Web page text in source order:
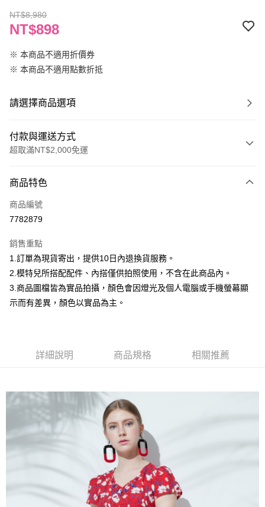
NT$8,980
NT$898
※ 本商品不適用折價券
※ 本商品不適用點數折抵
請選擇商品選項
付款與運送方式
超取滿NT$2,000免運
信用卡一次付款
信用卡分期付款
合作金庫商業銀行
華南商業銀行
彰化商業銀行
上海商業儲蓄銀行
台北富邦商業銀行
國泰世華商業銀行
兆豐國際商業銀行
臺灣中小企業銀行
玉山商業銀行
星展（台灣）商業銀行
台新國際商業銀行
中國信託商業銀行
超商取貨付款
LINE Pay
Apple Pay
Google Pay
相關說明
【大哥付你分期使用說明】
1.本服務由台灣大哥大提供，台灣大哥大用戶可立即使用無須另外申請。
2.付款方式選擇「大哥付你分期」，訂單成立後會自動跳轉到大哥付的交易
流程，驗證手機門號後，選擇欲分期的期數、繳款截止日，確認付款後即完
3.實際核准額度、可分期數及費用金額請依後續交易確認頁面所載為準。
4.訂單成立30分鐘內，如未前往確認交易或遇審核未通過，訂單將自動取
消。如遇「轉專審核」未通過狀況，表示未達大哥付你分期系統評分，恕無
法說明評估內容。
AFTEE先享後付
【關於「AFTEE先享後付」】
AFTEE先享後付是「在收到商品之後才付款」的支付方式。 讓您購物簡單
便利好安心！
１．簡單：不需註冊會員、不需綁卡、不需儲值。
２．便利：只要手機號碼，簡訊認證，即可結帳。
３．安心：先確認商品／服務後，再付款。
運送方式
商品特色
商品編號
7782879
銷售重點
1.訂單為現貨寄出，提供10日內退換貨服務。
2.模特兒所搭配配件、內搭僅供拍照使用，不含在此商品內。
3.商品圖檔皆為實品拍攝，顏色會因燈光及個人電腦或手機螢幕顯
示而有差異，顏色以實品為主。
詳細說明 商品規格 相關推薦